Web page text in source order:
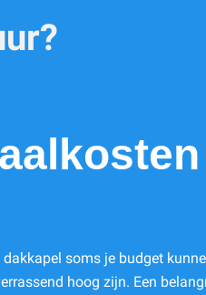
soms je budget
hoog zijn. Een